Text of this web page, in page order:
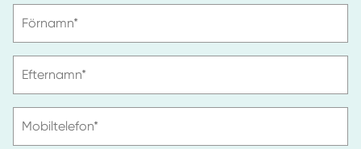
ange
Förnamn*
ange
Efternamn*
ange
Mobiltelefon*